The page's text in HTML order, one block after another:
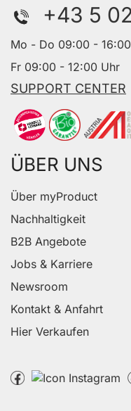
+43 5
Mo - Do 09:00 -
Fr 09:00 - 12:00 Uhr
SUPPORT CENTER
ÜBER UNS
Über myProduct
Nachhaltigkeit
B2B Angebote
Jobs & Karriere
Newsroom
Kontakt & Anfahrt
Hier Verkaufen